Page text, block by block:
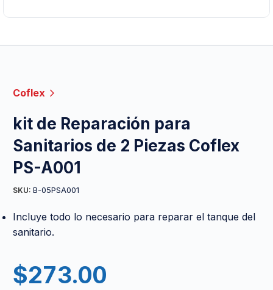
Coflex
kit de Reparación para
Sanitarios de 2 Piezas Coflex
PS-A001
SKU: B-05PSA001
Incluye todo lo necesario para reparar el tanque del
sanitario.
$273.00